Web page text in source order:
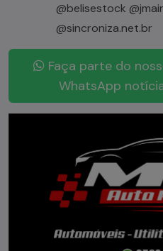
@belisestock
@sincroniza.net.br
Faça parte do
WhatsApp